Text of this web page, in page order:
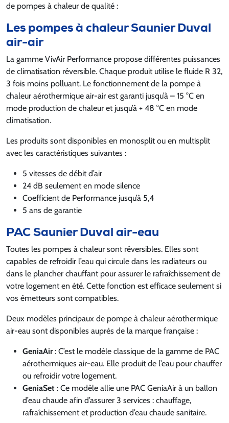
de pompes à chaleur de qualité :
Les pompes à chaleur Saunier Duval
air-air
La gamme VivAir Performance propose différentes puissances
de climatisation réversible. Chaque produit utilise le fluide R 32,
3 fois moins polluant. Le fonctionnement de la pompe à
chaleur aérothermique air-air est garanti jusqu’à – 15 °C en
mode production de chaleur et jusqu’à + 48 °C en mode
climatisation.
Les produits sont disponibles en monosplit ou en multisplit
avec les caractéristiques suivantes :
5 vitesses de débit d’air
24 dB seulement en mode silence
Coefficient de Performance jusqu’à 5,4
5 ans de garantie
PAC Saunier Duval air-eau
Toutes les pompes à chaleur sont réversibles. Elles sont
capables de refroidir l’eau qui circule dans les radiateurs ou
dans le plancher chauffant pour assurer le rafraîchissement de
votre logement en été. Cette fonction est efficace seulement si
vos émetteurs sont compatibles.
Deux modèles principaux de pompe à chaleur aérothermique
air-eau sont disponibles auprès de la marque française :
GeniaAir: C’est le modèle classique de la gamme de PAC
aérothermiques air-eau. Elle produit de l’eau pour chauffer
ou refroidir votre logement.
GeniaSet : Ce modèle allie une PAC GeniaAir à un ballon
d’eau chaude afin d’assurer 3 services : chauffage,
rafraîchissement et production d’eau chaude sanitaire.